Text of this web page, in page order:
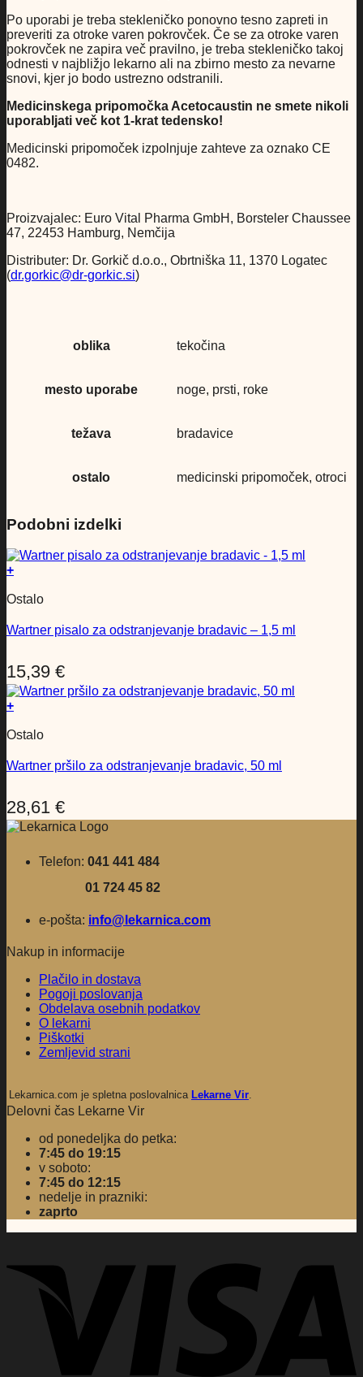
Po uporabi je treba stekleničko ponovno tesno zapreti in
preveriti za otroke varen pokrovček. Če se za otroke varen
pokrovček ne zapira več pravilno, je treba stekleničko takoj
odnesti v najbližjo lekarno ali na zbirno mesto za nevarne
snovi, kjer jo bodo ustrezno odstranili.
Medicinskega pripomočka Acetocaustin ne smete nikoli
uporabljati več kot 1-krat tedensko!
Medicinski pripomoček izpolnjuje zahteve za oznako CE
0482.
Proizvajalec: Euro Vital Pharma GmbH, Borsteler Chaussee
47, 22453 Hamburg, Nemčija
Distributer: Dr. Gorkič d.o.o., Obrtniška 11, 1370 Logatec
(dr.gorkic@dr-gorkic.si)
oblika tekočina
mesto uporabe noge, prsti, roke
težava bradavice
ostalo medicinski pripomoček, otroci
Podobni izdelki
+
Ostalo
Wartner pisalo za odstranjevanje bradavic – 1,5 ml
15,39 €
+
Ostalo
Wartner pršilo za odstranjevanje bradavic, 50 ml
28,61 €
Telefon: 041 441 484
01 724 45 82
e-pošta: info@lekarnica.com
Nakup in informacije
Plačilo in dostava
Pogoji poslovanja
Obdelava osebnih podatkov
O lekarni
Piškotki
Zemljevid strani
Lekarnica.com je spletna poslovalnica Lekarne Vir.
Delovni čas Lekarne Vir
od ponedeljka do petka:
7:45 do 19:15
v soboto:
7:45 do 12:15
nedelje in prazniki:
zaprto